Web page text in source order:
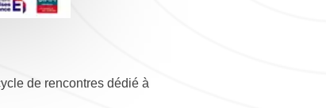
de rencontres dédié à